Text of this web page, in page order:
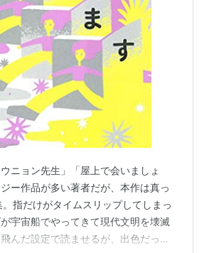
ウニョン先生」「屋上で会いましょ
ー作品が多い著者だが、本作は真っ
指だけがタイムスリップしてしまっ
宇宙船でやってきて現代文明を壊滅
んだ設定で読ませるが、出色だった